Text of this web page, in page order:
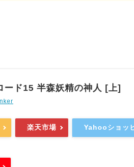
ード15 半森妖精の神人 [上]
楽天市場 Yahooショッ